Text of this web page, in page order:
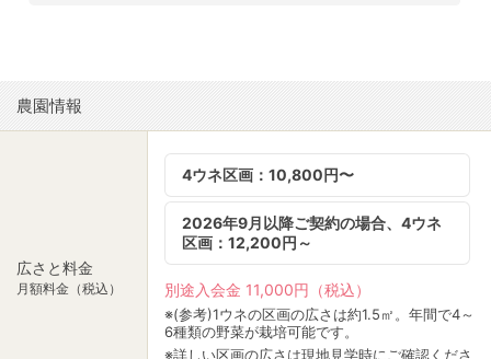
農園情報
広さと料金
月額料金（税込）
4ウネ区画：10,800円〜
2026年9月以降ご契約の場合、4ウネ
区画：12,200円～
別途入会金 11,000円（税込）
※(参考)1ウネの区画の広さは約1.5㎡。年間で4～
6種類の野菜が栽培可能です。
※詳しい区画の広さは現地見学時にご確認くださ